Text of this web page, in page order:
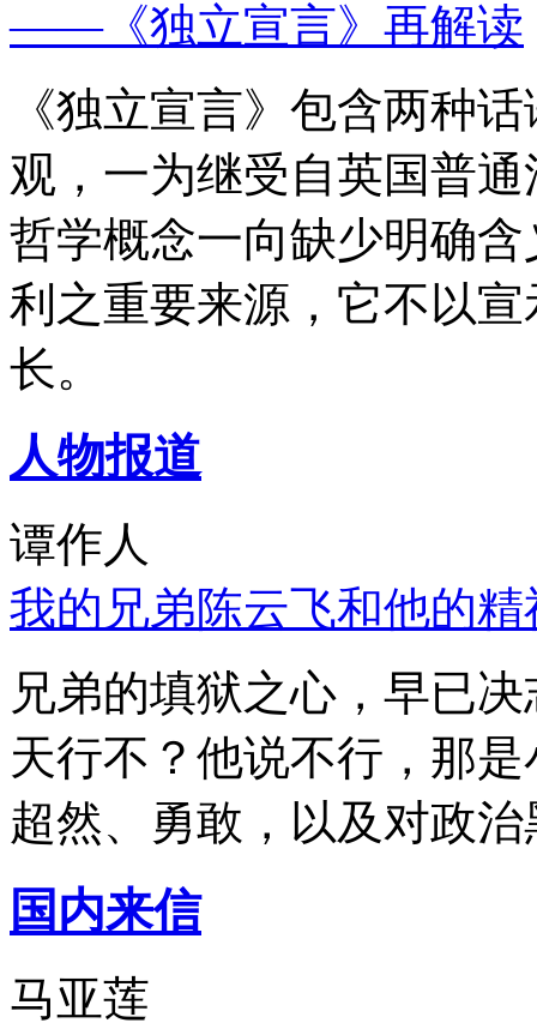
——《独立宣言》再解读
《独立宣言》包含两种
观，一为继受自英国普
哲学概念一向缺少明确
利之重要来源，它不以
长。
人物报道
谭作人
我的兄弟陈云飞和他的
兄弟的填狱之心，早已
天行不？他说不行，那
超然、勇敢，以及对政
国内来信
马亚莲